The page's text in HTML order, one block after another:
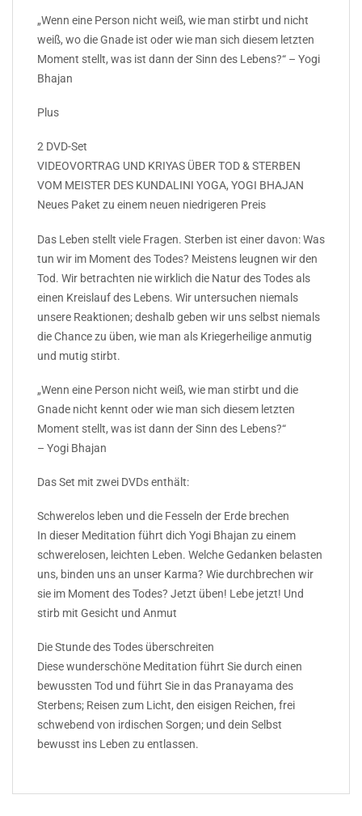
„Wenn eine Person nicht weiß, wie man stirbt und nicht
weiß, wo die Gnade ist oder wie man sich diesem letzten
Moment stellt, was ist dann der Sinn des Lebens?“ – Yogi
Bhajan
Plus
2 DVD-Set
VIDEOVORTRAG UND KRIYAS ÜBER TOD & STERBEN
VOM MEISTER DES KUNDALINI YOGA, YOGI BHAJAN
Neues Paket zu einem neuen niedrigeren Preis
Das Leben stellt viele Fragen. Sterben ist einer davon: Was
tun wir im Moment des Todes? Meistens leugnen wir den
Tod. Wir betrachten nie wirklich die Natur des Todes als
einen Kreislauf des Lebens. Wir untersuchen niemals
unsere Reaktionen; deshalb geben wir uns selbst niemals
die Chance zu üben, wie man als Kriegerheilige anmutig
und mutig stirbt.
„Wenn eine Person nicht weiß, wie man stirbt und die
Gnade nicht kennt oder wie man sich diesem letzten
Moment stellt, was ist dann der Sinn des Lebens?“
– Yogi Bhajan
Das Set mit zwei DVDs enthält:
Schwerelos leben und die Fesseln der Erde brechen
In dieser Meditation führt dich Yogi Bhajan zu einem
schwerelosen, leichten Leben. Welche Gedanken belasten
uns, binden uns an unser Karma? Wie durchbrechen wir
sie im Moment des Todes? Jetzt üben! Lebe jetzt! Und
stirb mit Gesicht und Anmut
Die Stunde des Todes überschreiten
Diese wunderschöne Meditation führt Sie durch einen
bewussten Tod und führt Sie in das Pranayama des
Sterbens; Reisen zum Licht, den eisigen Reichen, frei
schwebend von irdischen Sorgen; und dein Selbst
bewusst ins Leben zu entlassen.